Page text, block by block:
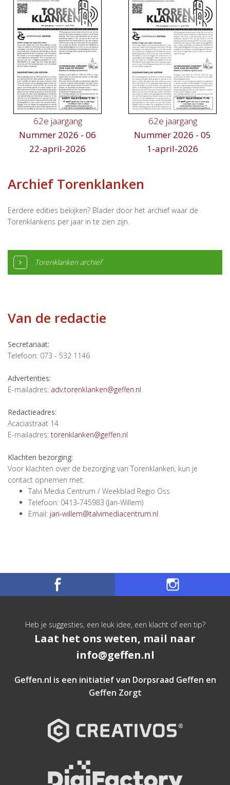
62e jaargang
Nummer 2026 - 06
22-april-2026
62e jaargang
Nummer 2026 - 05
1-april-2026
Archief Torenklanken
Eerdere edities bekijken? Blader door het archief waar de
Torenklankens per jaar in te zien zijn.
Torenklanken archief
Van de redactie
Secretariaat:
Telefoon: 073 - 532 1146
Advertenties:
E-mailadres: adv.torenklanken@geffen.nl
Redactieadres:
Acaciastraat 14
E-mailadres: torenklanken@geffen.nl
Klachten bezorging:
Voor klachten over de bezorging van Torenklanken, kun je
contact opnemen met:
Talvi Media Centrum / Weekblad Regio Oss
Telefoon: 0413-745983 (Jan-Willem)
Email: jan-willem@talvimediacentrum.nl
Heb je suggesties, een leuk idee, een klacht of een tip?
Laat het ons weten, mail naar
info@geffen.nl
Geffen.nl is een initiatief van Dorpsraad Geffen en
Geffen Zorgt